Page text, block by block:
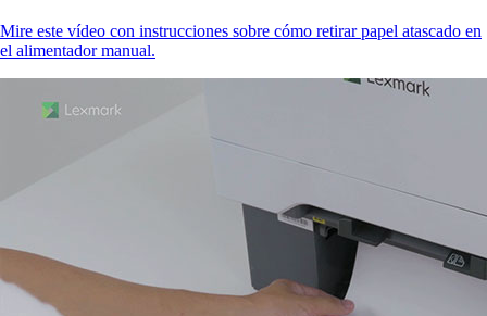
Mire este vídeo con instrucciones sobre cómo retirar papel atascado en
el alimentador manual.